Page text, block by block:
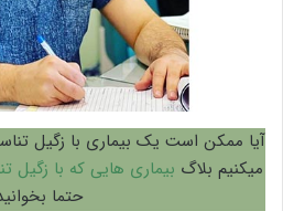
آیا ممکن است یک بیماری با زگیل
میکنیم بلاگ بیماری هایی که با زگیل
حتما